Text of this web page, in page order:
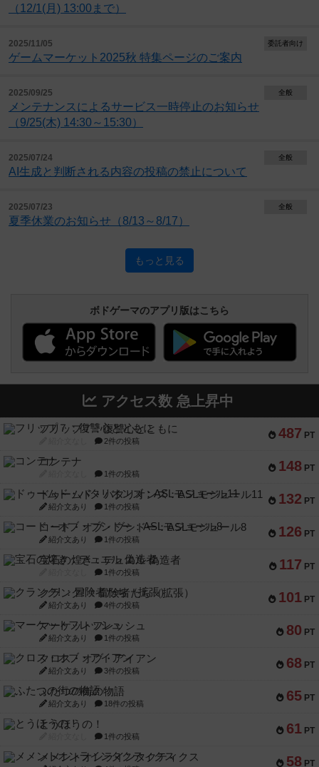
（12/1(月) 13:00まで）
委託者向け
2025/11/05
ゲームマーケット2025秋 特集ページのご案内
全般
2025/09/25
メンテナンスによるサービス一時停止のお知らせ
（9/25(木) 14:30～15:30）
全般
2025/07/24
AI生成と判断される内容の投稿の禁止について
全般
2025/07/23
夏季休業のお知らせ（8/13～8/17）
もっと見る
ボドゲーマのアプリ版はこちら
アクセス数 急上昇中
487 PT
フリップ７：復讐心とともに
2件の投稿
148 PT
コンテナ
1件の投稿
132 PT
ドゥームド・バタリオンズ：ASLモジュール11
紹介文あり 1件の投稿
126 PT
コード・オブ・ブシドー：ASLモジュール8
紹介文あり 1件の投稿
117 PT
宝石の煌き：デュエル 偽造者
1件の投稿
101 PT
クランク! ：冒険者たち（拡張）
紹介文あり 4件の投稿
80 PT
マーケットフレッシュ
紹介文あり 1件の投稿
68 PT
クロス・オブ・アイアン
紹介文あり 3件の投稿
65 PT
ふたつの街の物語
紹介文あり 18件の投稿
61 PT
とうほうの！
1件の投稿
58 PT
メメントオンラインタクティクス